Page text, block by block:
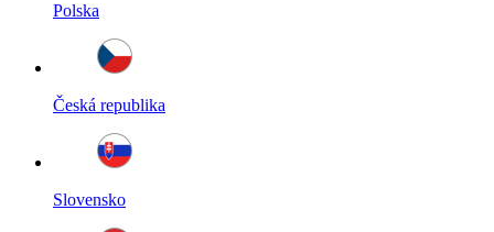
Polska
Česká republika
Slovensko